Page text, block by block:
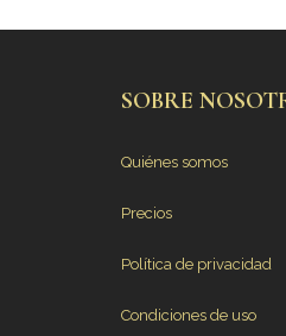
SOBRE
Quiénes somos
Precios
Política de privacidad
Condiciones de uso